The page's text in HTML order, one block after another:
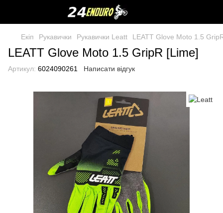
Екіп Рукавички Рукавички Leatt LEATT Glove Moto 1.5
LEATT Glove Moto 1.5 GripR [Lime]
Артикул: 6024090261 Написати відгук